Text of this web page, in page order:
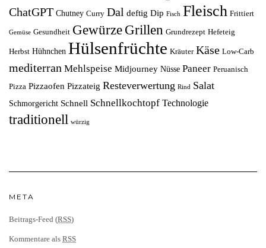
ChatGPT Chutney Curry Dal deftig Dip Fisch Fleisch Frittiert
Gemüse Gesundheit Gewürze Grillen Grundrezept Hefeteig
Herbst Hühnchen Hülsenfrüchte Kräuter Käse Low-Carb
mediterran Mehlspeise Midjourney Nüsse Paneer Peruanisch
Pizza Pizzaofen Pizzateig Resteverwertung Rind Salat
Schmorgericht Schnell Schnellkochtopf Technologie
traditionell würzig
META
Beitrags-Feed (RSS)
Kommentare als RSS